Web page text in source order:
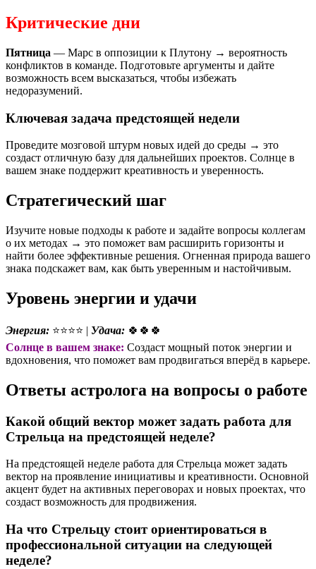
Критические дни
Пятница — Марс в оппозиции к Плутону → вероятность
конфликтов в команде. Подготовьте аргументы и дайте
возможность всем высказаться, чтобы избежать
недоразумений.
Ключевая задача предстоящей недели
Проведите мозговой штурм новых идей до среды → это
создаст отличную базу для дальнейших проектов. Солнце в
вашем знаке поддержит креативность и уверенность.
Стратегический шаг
Изучите новые подходы к работе и задайте вопросы коллегам
о их методах → это поможет вам расширить горизонты и
найти более эффективные решения. Огненная природа вашего
знака подскажет вам, как быть уверенным и настойчивым.
Уровень энергии и удачи
Энергия: ⭐⭐⭐⭐ | Удача: 🍀🍀🍀
Солнце в вашем знаке: Создаст мощный поток энергии и
вдохновения, что поможет вам продвигаться вперёд в карьере.
Ответы астролога на вопросы о работе
Какой общий вектор может задать работа для
Стрельца на предстоящей неделе?
На предстоящей неделе работа для Стрельца может задать
вектор на проявление инициативы и креативности. Основной
акцент будет на активных переговорах и новых проектах, что
создаст возможность для продвижения.
На что Стрельцу стоит ориентироваться в
профессиональной ситуации на следующей
неделе?